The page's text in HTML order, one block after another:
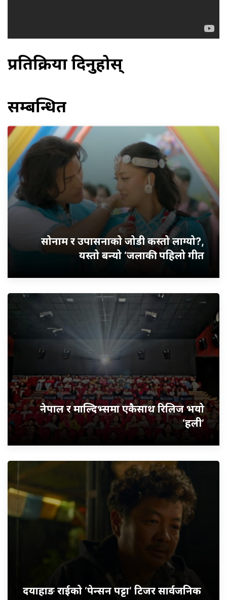
प्रतिक्रिया दिनुहोस्
सम्बन्धित
सोनाम र उपासनाको जोडी कस्तो लाग्यो?,
यस्तो बन्यो ‘जलाकी’ पहिलो गीत
नेपाल र माल्दिभ्समा एकैसाथ रिलिज भयो
‘हली’
दयाहाङ राईको ‘पेन्सन पट्टा’ टिजर सार्वजनिक